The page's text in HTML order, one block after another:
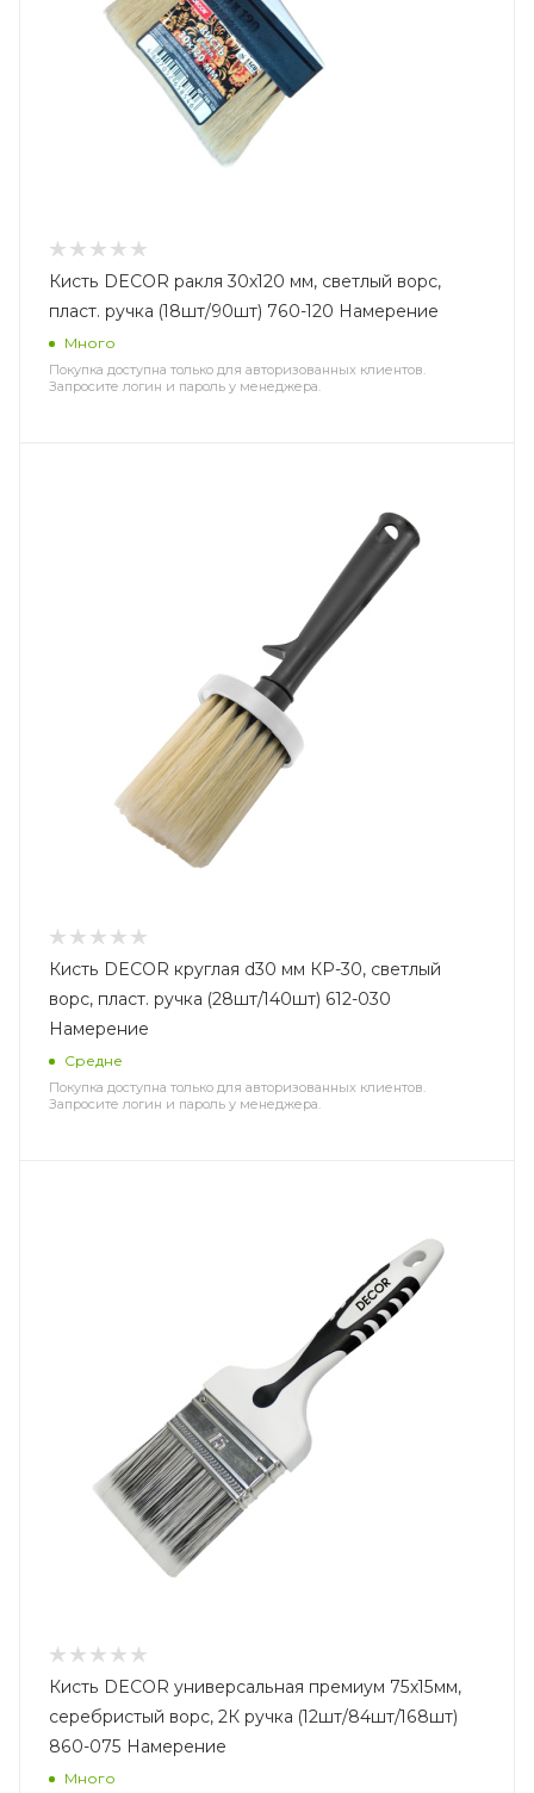
Кисть DECOR ракля 30х120 мм, светлый ворс,
пласт. ручка (18шт/90шт) 760-120 Намерение
Много
Покупка доступна только для авторизованных клиентов.
Запросите логин и пароль у менеджера.
Кисть DECOR круглая d30 мм КР-30, светлый
ворс, пласт. ручка (28шт/140шт) 612-030
Намерение
Средне
Покупка доступна только для авторизованных клиентов.
Запросите логин и пароль у менеджера.
Кисть DECOR универсальная премиум 75х15мм,
серебристый ворс, 2К ручка (12шт/84шт/168шт)
860-075 Намерение
Много